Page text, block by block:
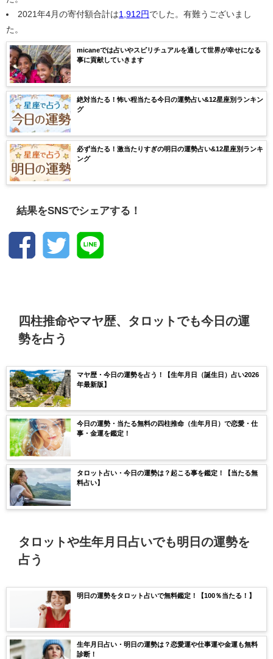
2021年4月の寄付額合計は1,912円 でした。有難うございまし
た。
micaneでは占いやスピリチュアルを通して世界が幸せになる
事に貢献していきます
絶対当たる！怖い程当たる今日の運勢占い&12星座別ランキン
グ
必ず当たる！激当たりすぎの明日の運勢占い&12星座別ランキ
ング
結果をSNSでシェアする！
四柱推命やマヤ歴、タロットでも今日の運
勢を占う
マヤ歴・今日の運勢を占う！【生年月日（誕生日）占い2026
年最新版】
今日の運勢・当たる無料の四柱推命（生年月日）で恋愛・仕
事・金運を鑑定！
タロット占い・今日の運勢は？起こる事を鑑定！【当たる無
料占い】
タロットや生年月日占いでも明日の運勢を
占う
明日の運勢をタロット占いで無料鑑定！【100％当たる！】
生年月日占い・明日の運勢は？恋愛運や仕事運や金運も無料
診断！